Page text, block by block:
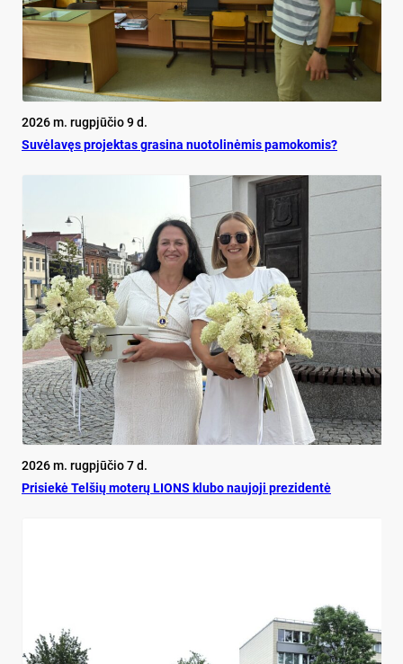
2026 m. rugpjūčio 9 d.
Su­vė­la­vęs pro­jek­tas gra­si­na nuo­to­li­nė­mis pa­mo­ko­mis?
2026 m. rugpjūčio 7 d.
Pri­siekė Tel­šių mo­terų LIONS klu­bo nau­jo­ji pre­zi­dentė